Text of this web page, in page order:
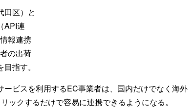
田区）と
API連
報連携
の出荷
指す。
ービスを利用するEC事業者は、国内だけでなく海外
ックするだけで容易に連携できるようになる。